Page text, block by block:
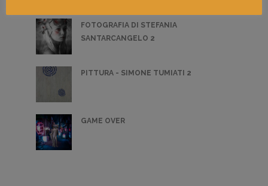
FOTOGRAFIA DI STEFANIA
SANTARCANGELO 2
PITTURA - SIMONE TUMIATI 2
GAME OVER